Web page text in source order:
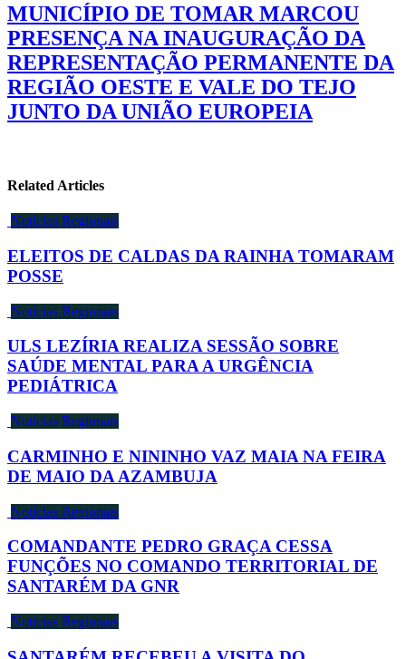
MUNICÍPIO DE TOMAR MARCOU
PRESENÇA NA INAUGURAÇÃO DA
REPRESENTAÇÃO PERMANENTE DA
REGIÃO OESTE E VALE DO TEJO
JUNTO DA UNIÃO EUROPEIA
Related Articles
Notícias Regionais
ELEITOS DE CALDAS DA RAINHA TOMARAM
POSSE
Notícias Regionais
ULS LEZÍRIA REALIZA SESSÃO SOBRE
SAÚDE MENTAL PARA A URGÊNCIA
PEDIÁTRICA
Notícias Regionais
CARMINHO E NININHO VAZ MAIA NA FEIRA
DE MAIO DA AZAMBUJA
Notícias Regionais
COMANDANTE PEDRO GRAÇA CESSA
FUNÇÕES NO COMANDO TERRITORIAL DE
SANTARÉM DA GNR
Notícias Regionais